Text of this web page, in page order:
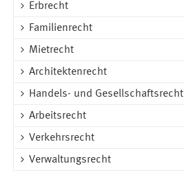
Erbrecht
Familienrecht
Mietrecht
Architektenrecht
Handels- und Gesellschaftsrecht
Arbeitsrecht
Verkehrsrecht
Verwaltungsrecht